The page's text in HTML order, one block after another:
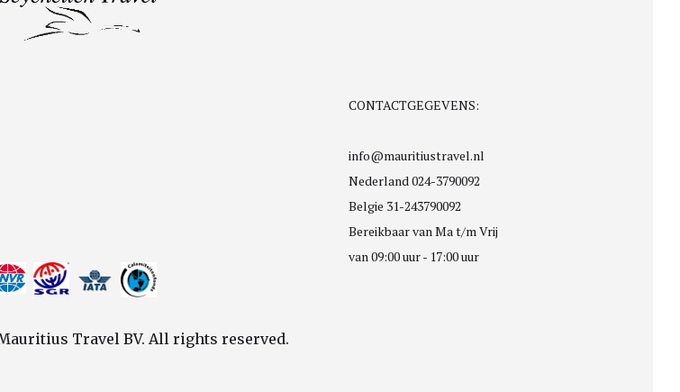
CONTACTGEGEVENS:
info@mauritiustravel.nl
Nederland 024-3790092
Belgie 31-243790092
Bereikbaar van Ma t/m Vrij
van 09:00 uur - 17:00 uur
Travel BV. All rights reserved.